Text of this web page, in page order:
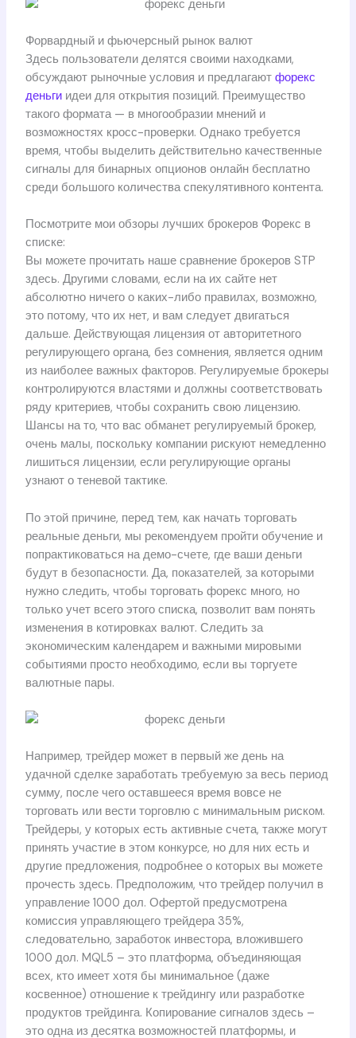
Форвардный и фьючерсный рынок валют
Здесь пользователи делятся своими находками,
обсуждают рыночные условия и предлагают форекс
деньгиидеи для открытия позиций. Преимущество
такого формата — в многообразии мнений и
возможностях кросс-проверки. Однако требуется
время, чтобы выделить действительно качественные
сигналы для бинарных опционов онлайн бесплатно
среди большого количества спекулятивного контента.
Посмотрите мои обзоры лучших брокеров Форекс в
списке:
Вы можете прочитать наше сравнение брокеров STP
здесь. Другими словами, если на их сайте нет
абсолютно ничего о каких-либо правилах, возможно,
это потому, что их нет, и вам следует двигаться
дальше. Действующая лицензия от авторитетного
регулирующего органа, без сомнения, является одним
из наиболее важных факторов. Регулируемые брокеры
контролируются властями и должны соответствовать
ряду критериев, чтобы сохранить свою лицензию.
Шансы на то, что вас обманет регулируемый брокер,
очень малы, поскольку компании рискуют немедленно
лишиться лицензии, если регулирующие органы
узнают о теневой тактике.
По этой причине, перед тем, как начать торговать
реальные деньги, мы рекомендуем пройти обучение и
попрактиковаться на демо-счете, где ваши деньги
будут в безопасности. Да, показателей, за которыми
нужно следить, чтобы торговать форекс много, но
только учет всего этого списка, позволит вам понять
изменения в котировках валют. Следить за
экономическим календарем и важными мировыми
событиями просто необходимо, если вы торгуете
валютные пары.
Например, трейдер может в первый же день на
удачной сделке заработать требуемую за весь период
сумму, после чего оставшееся время вовсе не
торговать или вести торговлю с минимальным риском.
Трейдеры, у которых есть активные счета, также могут
принять участие в этом конкурсе, но для них есть и
другие предложения, подробнее о которых вы можете
прочесть здесь. Предположим, что трейдер получил в
управление 1000 дол. Офертой предусмотрена
комиссия управляющего трейдера 35%,
следовательно, заработок инвестора, вложившего
1000 дол. MQL5 – это платформа, объединяющая
всех, кто имеет хотя бы минимальное (даже
косвенное) отношение к трейдингу или разработке
продуктов трейдинга. Копирование сигналов здесь –
это одна из десятка возможностей платформы, и